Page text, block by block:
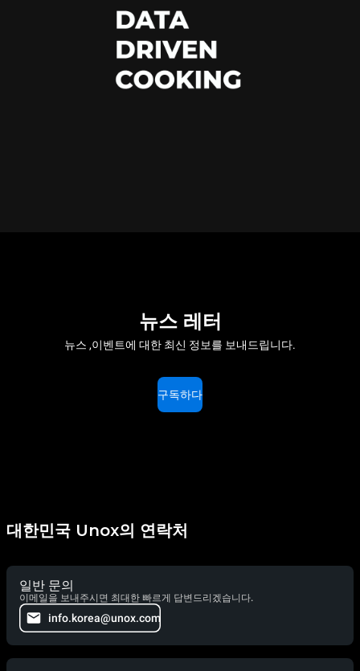
뉴스 레터
뉴스 ,이벤트에 대한 최신 정보를 보내드립니다.
구독하다
대한민국 Unox의 연락처
일반 문의
이메일을 보내주시면 최대한 빠르게 답변드리겠습니다.
info.korea@unox.com